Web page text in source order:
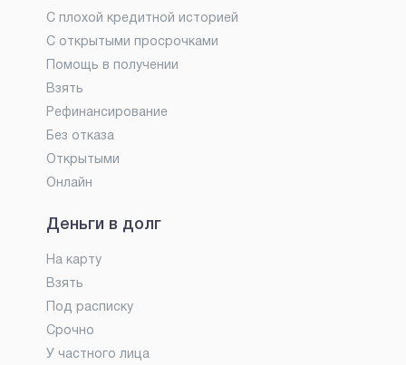
С плохой кредитной историей
С открытыми просрочками
Помощь в получении
Взять
Рефинансирование
Без отказа
Открытыми
Онлайн
Деньги в долг
На карту
Взять
Под расписку
Срочно
У частного лица